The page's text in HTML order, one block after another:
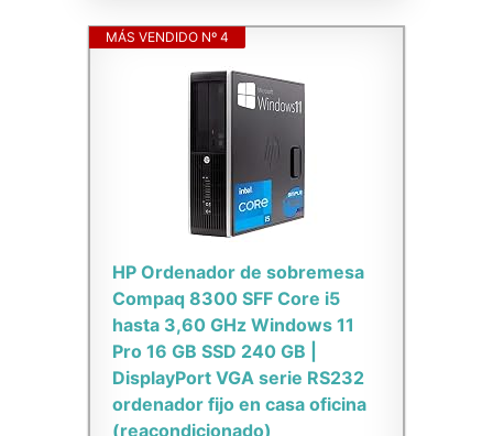
MÁS VENDIDO Nº 4
HP Ordenador de sobremesa
Compaq 8300 SFF Core i5
hasta 3,60 GHz Windows 11
Pro 16 GB SSD 240 GB |
DisplayPort VGA serie RS232
ordenador fijo en casa oficina
(reacondicionado)